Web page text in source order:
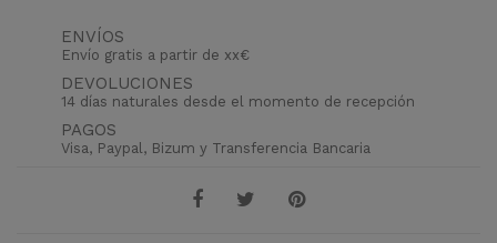
ENVÍOS
Envío gratis a partir de xx€
DEVOLUCIONES
14 días naturales desde el momento de recepción
PAGOS
Visa, Paypal, Bizum y Transferencia Bancaria